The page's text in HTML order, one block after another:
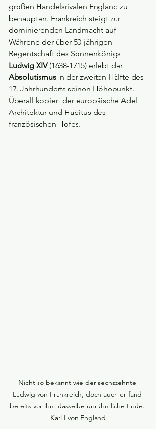
großen Handelsrivalen England zu
behaupten. Frankreich steigt zur
dominierenden Landmacht auf.
Während der über 50-jährigen
Regentschaft des Sonnenkönigs
Ludwig XIV (1638-1715) erlebt der
Absolutismus in der zweiten Hälfte des
17. Jahrhunderts seinen Höhepunkt.
Überall kopiert der europäische Adel
Architektur und Habitus des
französischen Hofes.
Nicht so bekannt wie der sechszehnte
Ludwig von Frankreich, doch auch er fand
bereits vor ihm dasselbe unrühmliche Ende:
Karl I von England